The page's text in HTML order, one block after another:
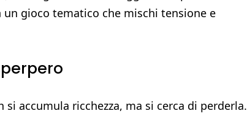
un gioco tematico che mischi tensione e
accumula ricchezza, ma si cerca di perderla.